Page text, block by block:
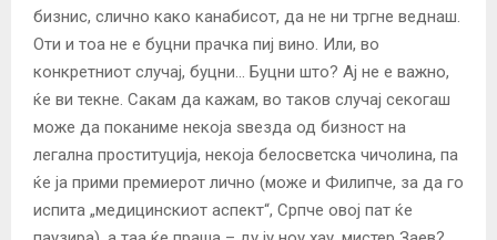
бизнис, слично како канабисот, да не ни тргне веднаш.
Оти и тоа не е буцни прачка пиј вино. Или, во
конкретниот случај, буцни… Буцни што? Ај не е важно,
ќе ви текне. Сакам да кажам, во таков случај секогаш
може да поканиме некоја ѕвезда од бизност на
легална проституција, некоја белосветска чичолина, па
ќе ја прими премиерот лично (може и Филипче, за да го
испита „медицинскиот аспект“, Српче овој пат ќе